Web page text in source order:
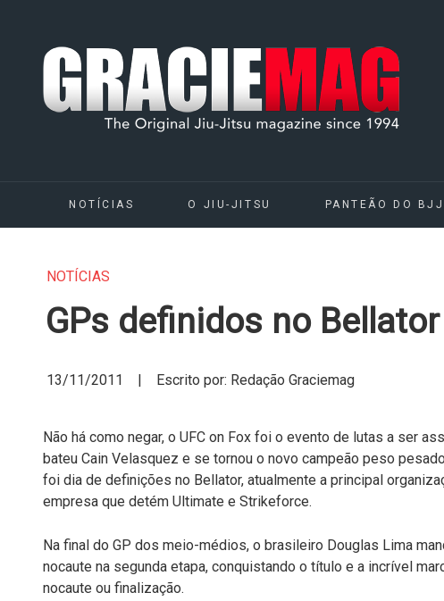
NOTÍCIAS O JIU-JITSU PANTEÃO DO BJJ
NOTÍCIAS
GPs definidos no Bellator
13/11/2011 | Escrito por: Redação Graciemag
Não há como negar, o UFC on Fox foi o evento de lutas a ser
bateu Cain Velasquez e se tornou o novo campeão peso
foi dia de definições no Bellator, atualmente a principal
empresa que detém Ultimate e Strikeforce.
Na final do GP dos meio-médios, o brasileiro Douglas Lima
nocaute na segunda etapa, conquistando o título e a incrível
nocaute ou finalização.